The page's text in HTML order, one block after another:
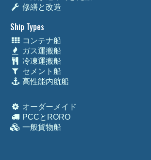
修繕と改造
Ship Types
コンテナ船
ガス運搬船
冷凍運搬船
セメント船
高性能内航船
オーダーメイド
PCCとRORO
一般貨物船